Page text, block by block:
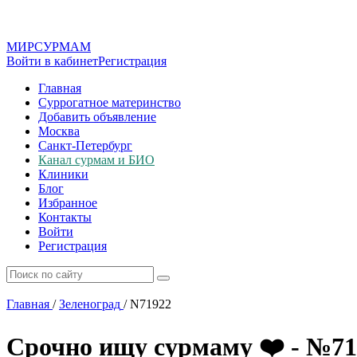
МИРСУРМАМ
Войти в кабинетРегистрация
Главная
Суррогатное материнство
Добавить объявление
Москва
Санкт-Петербург
Канал сурмам и БИО
Клиники
Блог
Избранное
Контакты
Войти
Регистрация
Главная / Зеленоград /N71922
Срочно ищу сурмаму ❤️ -